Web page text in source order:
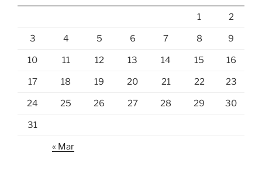
1 2
3 4 5 6 7 8 9
10 11 12 13 14 15 16
17 18 19 20 21 22 23
24 25 26 27 28 29 30
31
« Mar